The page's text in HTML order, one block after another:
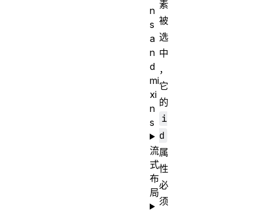
素
被
选
中
，
它
的
i
d
属
性
必
须
n
s
a
n
d
mi
xi
n
s
流
式
布
局